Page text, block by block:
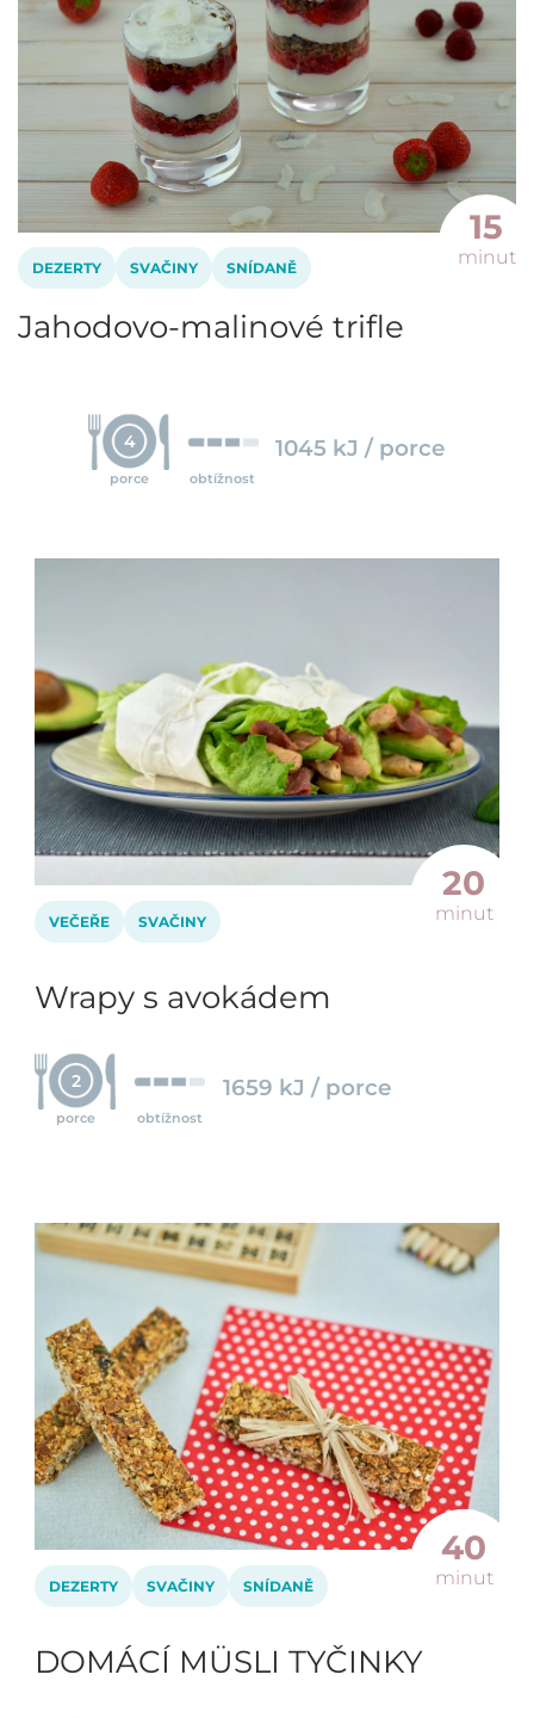
DEZERTY SVAČINY SNÍDANĚ
Jahodovo-malinové trifle
4
porce obtížnost
1045 kJ / porce
15
minut
20
minut
VEČEŘE SVAČINY
Wrapy s avokádem
2
porce obtížnost
1659 kJ / porce
40
minut
DEZERTY SVAČINY SNÍDANĚ
DOMÁCÍ MÜSLI TYČINKY